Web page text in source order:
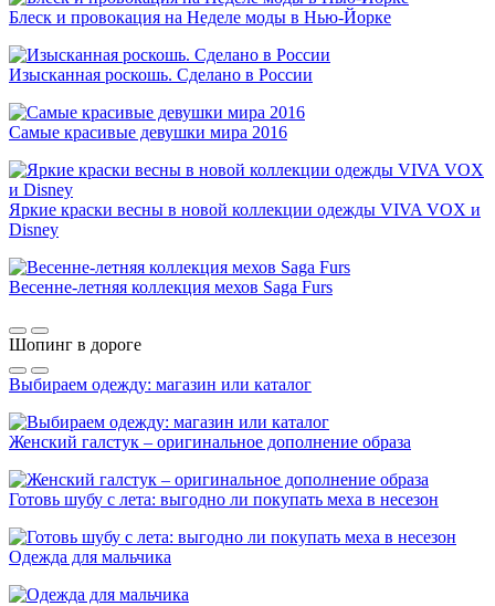
Блеск и провокация на Неделе моды в Нью-Йорке
Изысканная роскошь. Сделано в России
Самые красивые девушки мира 2016
Яркие краски весны в новой коллекции одежды VIVA VOX и
Disney
Весенне-летняя коллекция мехов Saga Furs
Шопинг в дороге
Выбираем одежду: магазин или каталог
Женский галстук – оригинальное дополнение образа
Готовь шубу с лета: выгодно ли покупать меха в несезон
Одежда для мальчика